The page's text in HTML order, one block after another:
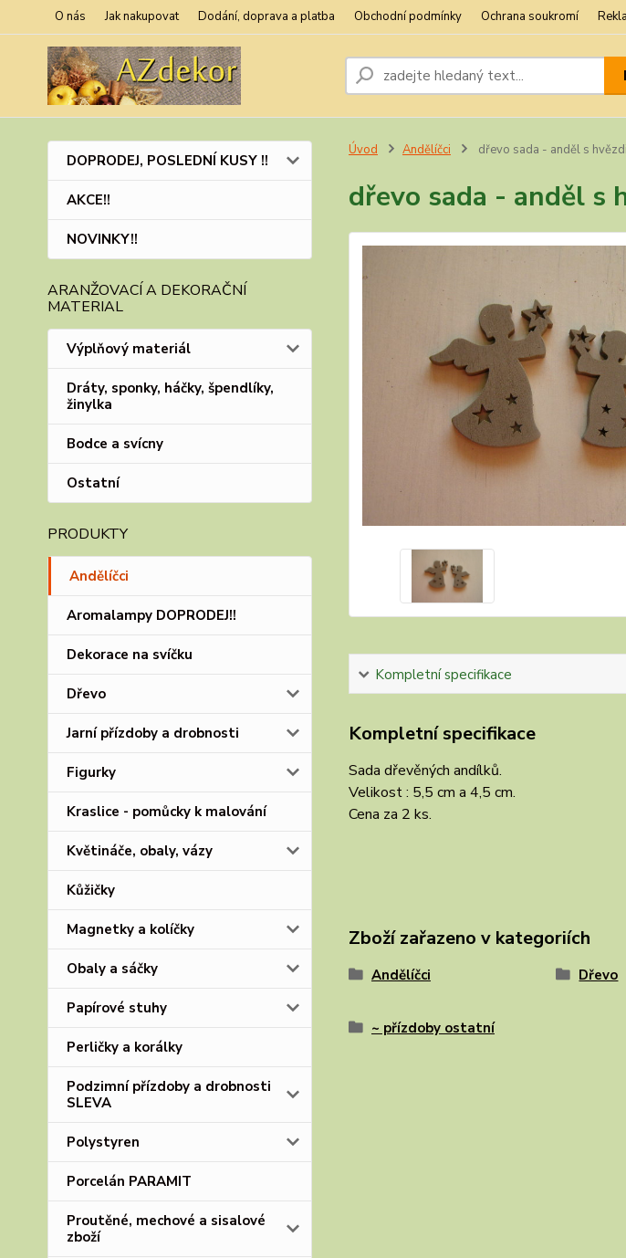
O nás Jak nakupovat Dodání, doprava a platba Obchodní podmínky Ochrana soukromí
DOPRODEJ, POSLEDNÍ KUSY !!
AKCE!!
NOVINKY!!
ARANŽOVACÍ A DEKORAČNÍ
MATERIAL
Výplňový materiál
Dráty, sponky, háčky, špendlíky,
žinylka
Bodce a svícny
Ostatní
PRODUKTY
Andělíčci
Aromalampy DOPRODEJ!!
Dekorace na svíčku
Dřevo
Jarní přízdoby a drobnosti
Figurky
Kraslice - pomůcky k malování
Květináče, obaly, vázy
Kůžičky
Magnetky a kolíčky
Obaly a sáčky
Papírové stuhy
Perličky a korálky
Podzimní přízdoby a drobnosti
SLEVA
Polystyren
Porcelán PARAMIT
Proutěné, mechové a sisalové
zboží
Úvod Andělíčci dřevo sada - anděl s
dřevo sada - anděl s
Kompletní specifikace
Kompletní specifikace
Sada dřevěných andílků.
Velikost : 5,5 cm a 4,5 cm.
Cena za 2 ks.
Zboží zařazeno v kategoriích
Andělíčci Dřevo
~ přízdoby ostatní